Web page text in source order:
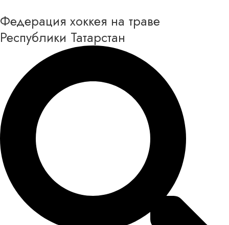
к
содержимому
Федерация хоккея на траве
Республики Татарстан